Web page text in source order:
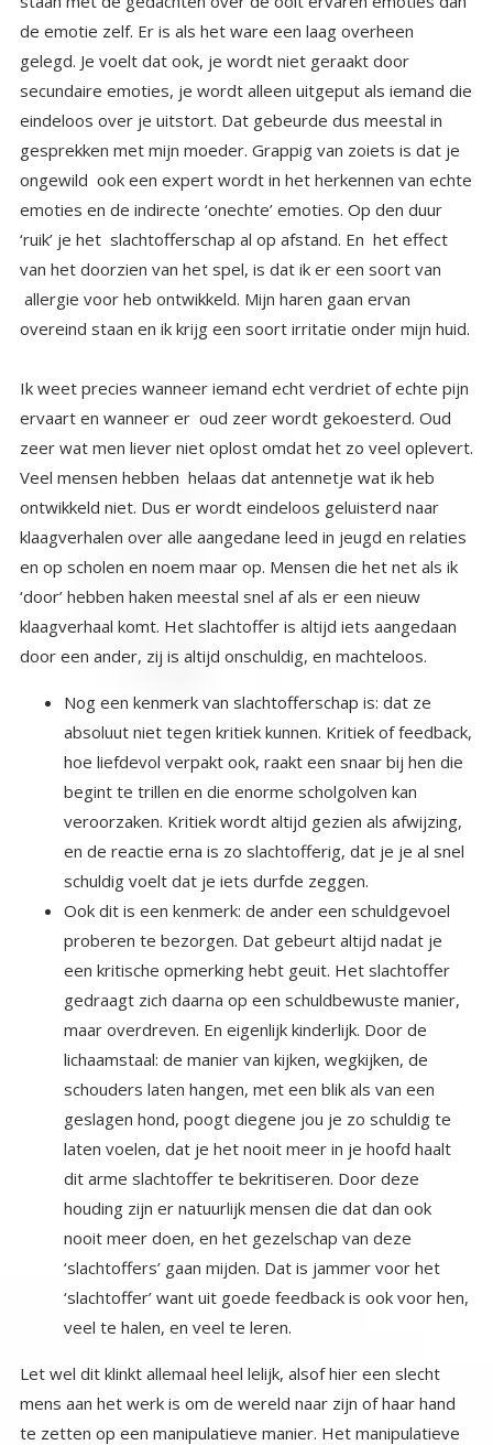
overeind staan en ik krijg een soort irritatie onder mijn huid.
Ik weet precies wanneer iemand echt verdriet of echte pijn
ervaart en wanneer er oud zeer wordt gekoesterd. Oud
zeer wat men liever niet oplost omdat het zo veel oplevert.
Veel mensen hebben helaas dat antennetje wat ik heb
ontwikkeld niet. Dus er wordt eindeloos geluisterd naar
klaagverhalen over alle aangedane leed in jeugd en relaties
en op scholen en noem maar op. Mensen die het net als ik
‘door’ hebben haken meestal snel af als er een nieuw
klaagverhaal komt. Het slachtoffer is altijd iets aangedaan
door een ander, zij is altijd onschuldig, en machteloos.
Nog een kenmerk van slachtofferschap is: dat ze
absoluut niet tegen kritiek kunnen. Kritiek of feedback,
hoe liefdevol verpakt ook, raakt een snaar bij hen die
begint te trillen en die enorme scholgolven kan
veroorzaken. Kritiek wordt altijd gezien als afwijzing,
en de reactie erna is zo slachtofferig, dat je je al snel
schuldig voelt dat je iets durfde zeggen.
Ook dit is een kenmerk: de ander een schuldgevoel
proberen te bezorgen. Dat gebeurt altijd nadat je
een kritische opmerking hebt geuit. Het slachtoffer
gedraagt zich daarna op een schuldbewuste manier,
maar overdreven. En eigenlijk kinderlijk. Door de
lichaamstaal: de manier van kijken, wegkijken, de
schouders laten hangen, met een blik als van een
geslagen hond, poogt diegene jou je zo schuldig te
laten voelen, dat je het nooit meer in je hoofd haalt
dit arme slachtoffer te bekritiseren. Door deze
houding zijn er natuurlijk mensen die dat dan ook
nooit meer doen, en het gezelschap van deze
‘slachtoffers’ gaan mijden. Dat is jammer voor het
‘slachtoffer’ want uit goede feedback is ook voor hen,
veel te halen, en veel te leren.
Let wel dit klinkt allemaal heel lelijk, alsof hier een slecht
mens aan het werk is om de wereld naar zijn of haar hand
te zetten op een manipulatieve manier. Het manipulatieve
klopt, maar het gebeurt allemaal onbewust. Het
vermeende slachtoffer is in werkelijkheid het slachtoffer